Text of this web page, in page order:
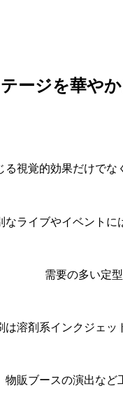
ージを華や
る視覚的効果だけでな
なライブやイベントに
需要の多い定
は溶剤系インクジェッ
物販ブースの演出など